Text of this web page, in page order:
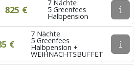
825 €
7 Nächte
5 Greenfees
Halbpension
€
7 Nächte
5 Greenfees
Halbpension +
WEIHNACHTSBUFFET